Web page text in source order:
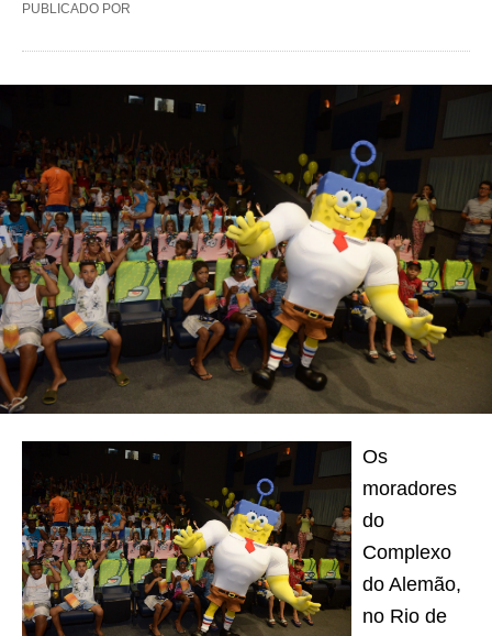
PUBLICADO POR
Os
moradores
do
Complexo
do Alemão,
no Rio de